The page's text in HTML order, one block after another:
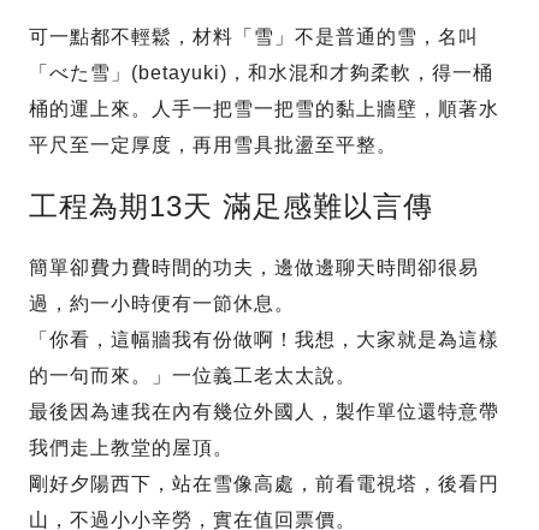
可一點都不輕鬆，材料「雪」不是普通的雪，名叫
「べた雪」(betayuki)，和水混和才夠柔軟，得一桶
桶的運上來。人手一把雪一把雪的黏上牆壁，順著水
平尺至一定厚度，再用雪具批盪至平整。
工程為期13天 滿足感難以言傳
簡單卻費力費時間的功夫，邊做邊聊天時間卻很易
過，約一小時便有一節休息。
「你看，這幅牆我有份做啊！我想，大家就是為這樣
的一句而來。」一位義工老太太說。
最後因為連我在內有幾位外國人，製作單位還特意帶
我們走上教堂的屋頂。
剛好夕陽西下，站在雪像高處，前看電視塔，後看円
山，不過小小辛勞，實在值回票價。